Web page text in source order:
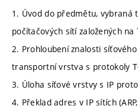
1. Úvod do předmětu, vybraná
počítačových sítí založených na
2. Prohloubení znalosti
transportní vrstva s protokoly
3. Úloha síťové vrstvy s IP
4. Překlad adres v IP sítích